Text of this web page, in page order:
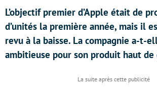
L’objectif premier d’Apple était de
d’unités la première année, mais il
revu à la baisse. La compagnie a-t-
ambitieuse pour son produit haut de